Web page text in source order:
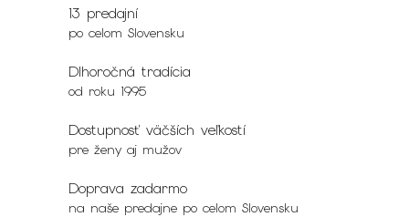
13 predajní
po celom Slovensku
Dlhoročná tradícia
od roku 1995
Dostupnosť väčších veľkostí
pre ženy aj mužov
Doprava zadarmo
na naše predajne po celom Slovensku